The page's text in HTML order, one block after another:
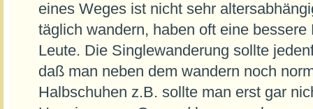
eines Weges ist nicht sehr
täglich wandern, haben oft eine
Leute. Die Singlewanderung sollte
daß man neben dem wandern noch
Halbschuhen z.B. sollte man erst gar